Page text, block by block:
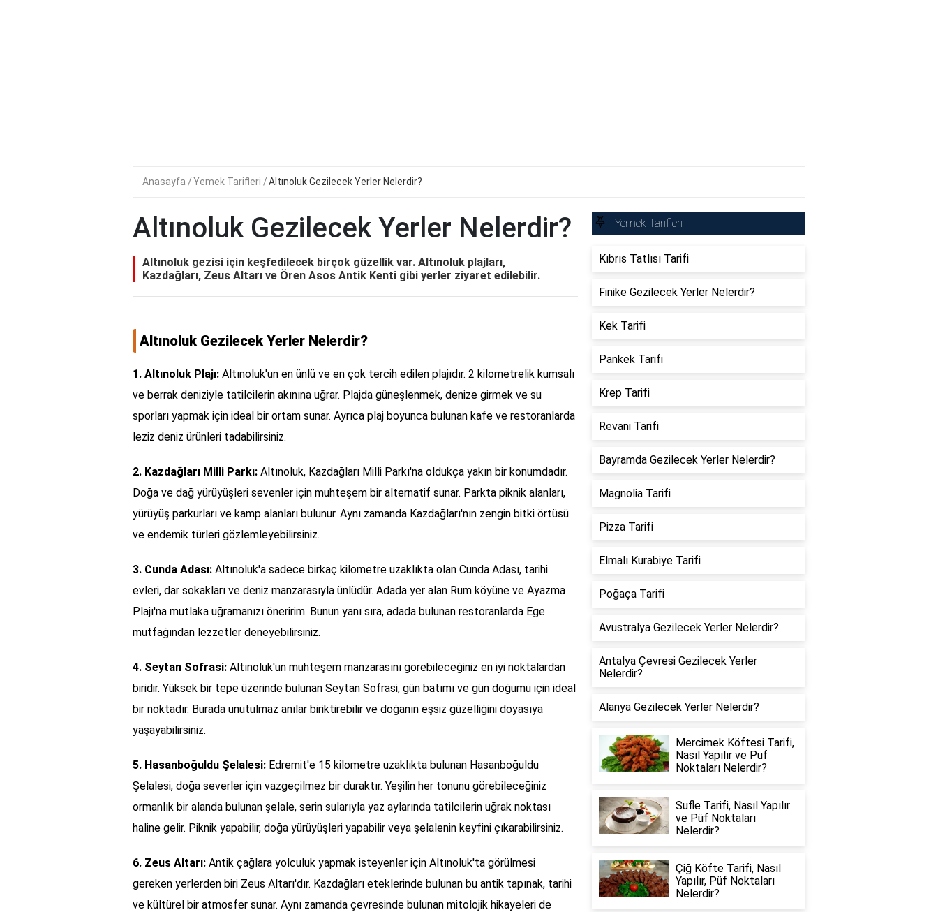
Anasayfa Yemek Tarifleri Altınoluk Gezilecek Yerler Nelerdir?
Altınoluk Gezilecek Yerler Nelerdir?
Altınoluk gezisi için keşfedilecek birçok güzellik var. Altınoluk plajları,
Kazdağları, Zeus Altarı ve Ören Asos Antik Kenti gibi yerler ziyaret edilebilir.
Altınoluk Gezilecek Yerler Nelerdir?
1. Altınoluk Plajı: Altınoluk'un en ünlü ve en çok tercih edilen plajıdır. 2 kilometrelik kumsalı
ve berrak deniziyle tatilcilerin akınına uğrar. Plajda güneşlenmek, denize girmek ve su
sporları yapmak için ideal bir ortam sunar. Ayrıca plaj boyunca bulunan kafe ve restoranlarda
leziz deniz ürünleri tadabilirsiniz.
2. Kazdağları Milli Parkı: Altınoluk, Kazdağları Milli Parkı'na oldukça yakın bir konumdadır.
Doğa ve dağ yürüyüşleri sevenler için muhteşem bir alternatif sunar. Parkta piknik alanları,
yürüyüş parkurları ve kamp alanları bulunur. Aynı zamanda Kazdağları'nın zengin bitki örtüsü
ve endemik türleri gözlemleyebilirsiniz.
3. Cunda Adası: Altınoluk'a sadece birkaç kilometre uzaklıkta olan Cunda Adası, tarihi
evleri, dar sokakları ve deniz manzarasıyla ünlüdür. Adada yer alan Rum köyüne ve Ayazma
Plajı'na mutlaka uğramanızı öneririm. Bunun yanı sıra, adada bulunan restoranlarda Ege
mutfağından lezzetler deneyebilirsiniz.
4. Seytan Sofrasi: Altınoluk'un muhteşem manzarasını görebileceğiniz en iyi noktalardan
biridir. Yüksek bir tepe üzerinde bulunan Seytan Sofrasi, gün batımı ve gün doğumu için ideal
bir noktadır. Burada unutulmaz anılar biriktirebilir ve doğanın eşsiz güzelliğini doyasıya
yaşayabilirsiniz.
5. Hasanboğuldu Şelalesi: Edremit'e 15 kilometre uzaklıkta bulunan Hasanboğuldu
Şelalesi, doğa severler için vazgeçilmez bir duraktır. Yeşilin her tonunu görebileceğiniz
ormanlık bir alanda bulunan şelale, serin sularıyla yaz aylarında tatilcilerin uğrak noktası
haline gelir. Piknik yapabilir, doğa yürüyüşleri yapabilir veya şelalenin keyfini çıkarabilirsiniz.
6. Zeus Altarı: Antik çağlara yolculuk yapmak isteyenler için Altınoluk'ta görülmesi
gereken yerlerden biri Zeus Altarı'dır. Kazdağları eteklerinde bulunan bu antik tapınak, tarihi
ve kültürel bir atmosfer sunar. Aynı zamanda çevresinde bulunan mitolojik hikayeleri de
Yemek Tarifleri
Kıbrıs Tatlısı Tarifi
Finike Gezilecek Yerler Nelerdir?
Kek Tarifi
Pankek Tarifi
Krep Tarifi
Revani Tarifi
Bayramda Gezilecek Yerler Nelerdir?
Magnolia Tarifi
Pizza Tarifi
Elmalı Kurabiye Tarifi
Poğaça Tarifi
Avustralya Gezilecek Yerler Nelerdir?
Antalya Çevresi Gezilecek Yerler
Nelerdir?
Alanya Gezilecek Yerler Nelerdir?
Mercimek Köftesi Tarifi,
Nasıl Yapılır ve Püf
Noktaları Nelerdir?
Sufle Tarifi, Nasıl Yapılır
ve Püf Noktaları
Nelerdir?
Çiğ Köfte Tarifi, Nasıl
Yapılır, Püf Noktaları
Nelerdir?